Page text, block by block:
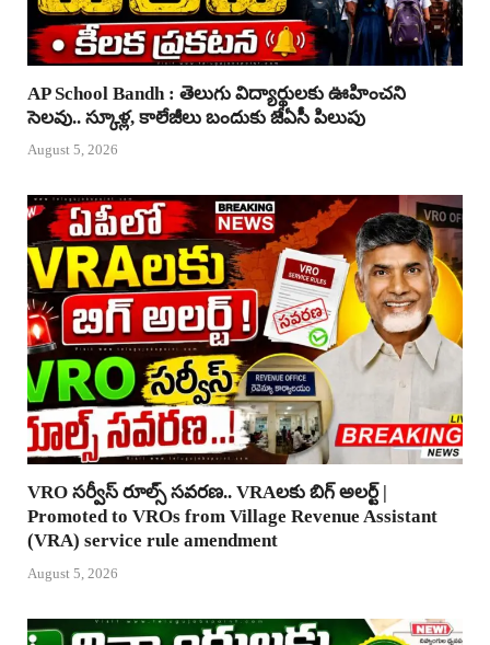
AP School Bandh : తెలుగు విద్యార్థులకు ఊహించని
సెలవు.. స్కూళ్ల, కాలేజీలు బందుకు జేఏసీ పిలుపు
August 5, 2026
VRO సర్వీస్ రూల్స్ సవరణ.. VRAలకు బిగ్ అలర్ట్ |
Promoted to VROs from Village Revenue Assistant
(VRA) service rule amendment
August 5, 2026